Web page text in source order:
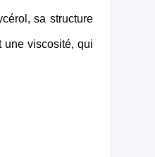
sa structure
une viscosité, qui